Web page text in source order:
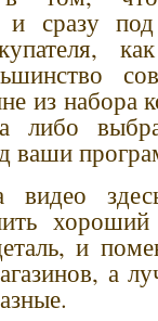
и сразу
из
либо
ваши
и
а